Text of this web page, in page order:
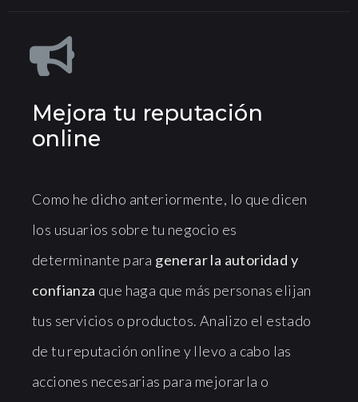
Mejora tu reputación
online
Como he dicho anteriormente, lo que dicen
los usuarios sobre tu negocio es
determinante para generar la autoridad y
confianza que haga que más personas elijan
tus servicios o productos. Analizo el estado
de tu reputación online y llevo a cabo las
acciones necesarias para mejorarla o